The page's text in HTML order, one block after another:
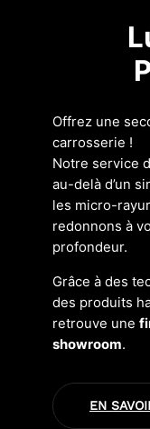
Offrez une
carrosserie !
Notre service
au-delà d’un
les micro-
redonnons à
profondeur.
Grâce à des
des produits
retrouve une
showroom.
EN